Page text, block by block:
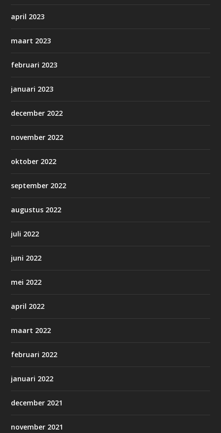
april 2023
maart 2023
februari 2023
januari 2023
december 2022
november 2022
oktober 2022
september 2022
augustus 2022
juli 2022
juni 2022
mei 2022
april 2022
maart 2022
februari 2022
januari 2022
december 2021
november 2021